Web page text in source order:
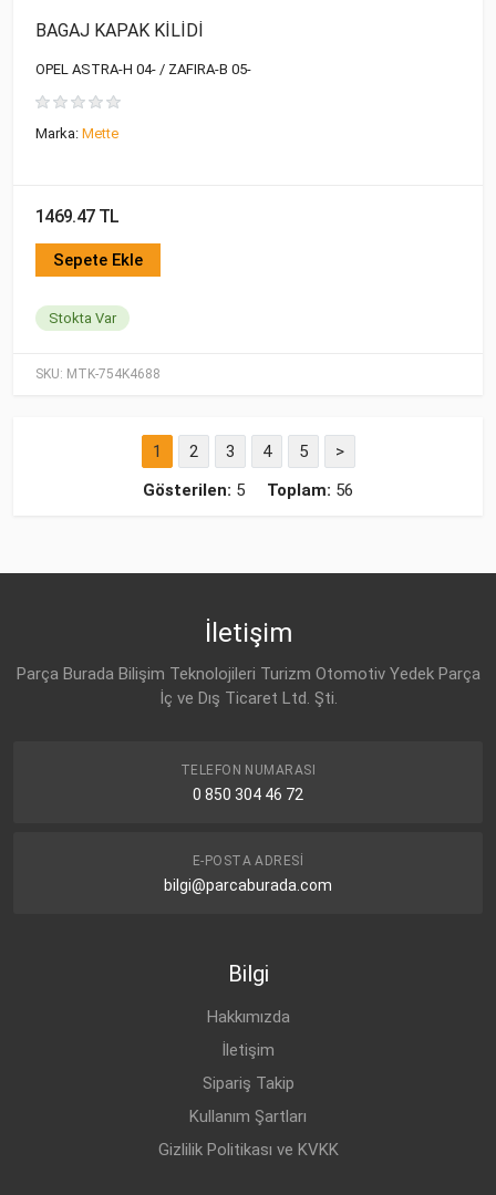
SKU: MTK-754K4688
BAGAJ KAPAK KİLİDİ
OPEL ASTRA-H 04- / ZAFIRA-B 05-
Marka: Mette
1469.47 TL
Sepete Ekle
Stokta Var
1 2 3 4 5
>
Gösterilen: 5 Toplam: 56
İletişim
Parça Burada Bilişim Teknolojileri Turizm Otomotiv Yedek Parça
İç ve Dış Ticaret Ltd. Şti.
TELEFON NUMARASI
0 850 304 46 72
E-POSTA ADRESI
bilgi@parcaburada.com
Bilgi
Hakkımızda
İletişim
Sipariş Takip
Kullanım Şartları
Gizlilik Politikası ve KVKK